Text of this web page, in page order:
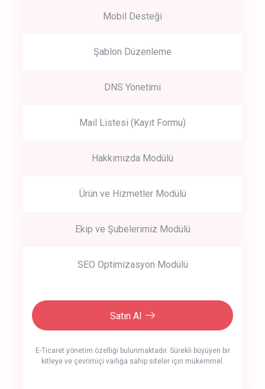
Mobil Desteği
Şablon Düzenleme
DNS Yönetimi
Mail Listesi (Kayıt Formu)
Hakkımızda Modülü
Ürün ve Hizmetler Modülü
Ekip ve Şubelerimiz Modülü
SEO Optimizasyon Modülü
Satın Al
E-Ticaret yönetim özelliği bulunmaktadır. Sürekli büyüyen bir
kitleye ve çevrimiçi varlığa sahip siteler için mükemmel.